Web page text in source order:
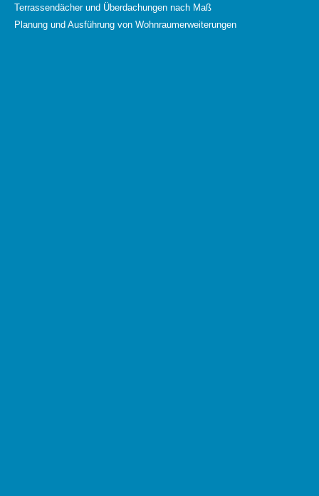
Terrassendächer und Überdachungen nach Maß
Planung und Ausführung von Wohnraumerweiterungen